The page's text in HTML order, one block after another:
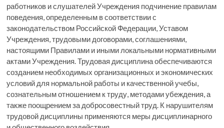
работников и слушателей Учреждения подчинение правилам
поведения, определенным в соответствии с
законодательством Российской Федерации, Уставом
Учреждения, трудовыми договорами, соглашениями,
настоящими Правилами и иными локальными нормативными
актами Учреждения. Трудовая дисциплина обеспечиваются
созданием необходимых организационных и экономических
условий для нормальной работы и качественной учебы,
сознательным отношением к труду, методами убеждения, а
также поощрением за добросовестный труд. К нарушителям
трудовой дисциплины применяются меры дисциплинарного